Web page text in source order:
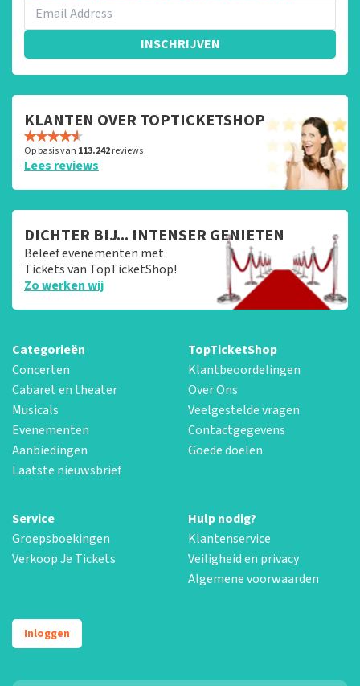
INSCHRIJVEN
KLANTEN OVER TOPTICKETSHOP
Op basis van 113.242reviews
Lees reviews
DICHTER BIJ... INTENSER GENIETEN
Beleef evenementen met
Tickets van TopTicketShop!
Zo werken wij
Categorieën
Concerten
Cabaret en theater
Musicals
Evenementen
Aanbiedingen
Laatste nieuwsbrief
TopTicketShop
Klantbeoordelingen
Over Ons
Veelgestelde vragen
Contactgegevens
Goede doelen
Service
Groepsboekingen
Verkoop Je Tickets
Hulp nodig?
Klantenservice
Veiligheid en privacy
Algemene voorwaarden
Inloggen